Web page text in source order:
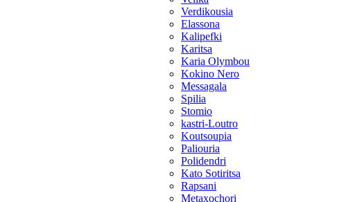
Verdikousia
Elassona
Kalipefki
Karitsa
Karia Olymbou
Kokino Nero
Messagala
Spilia
Stomio
kastri-Loutro
Koutsoupia
Paliouria
Polidendri
Kato Sotiritsa
Rapsani
Metaxochori